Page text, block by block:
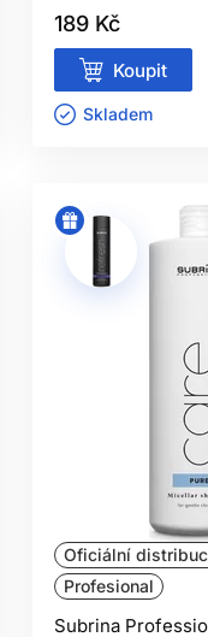
189 Kč
Koupit
Skladem ㅤ
Oficiální
Profesional
Subrina